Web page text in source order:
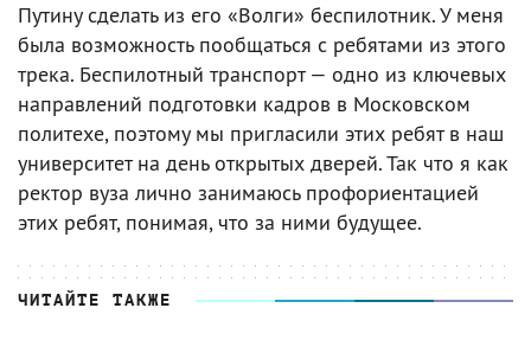
Путину сделать из его «Волги» беспилотник. У меня
была возможность пообщаться с ребятами из этого
трека. Беспилотный транспорт — одно из ключевых
направлений подготовки кадров в Московском
политехе, поэтому мы пригласили этих ребят в наш
университет на день открытых дверей. Так что я как
ректор вуза лично занимаюсь профориентацией
этих ребят, понимая, что за ними будущее.
ЧИТАЙТЕ ТАКЖЕ